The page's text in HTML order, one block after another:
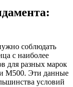
соблюдать
с наиболее
для разных марок
М500. Эти данные
условий